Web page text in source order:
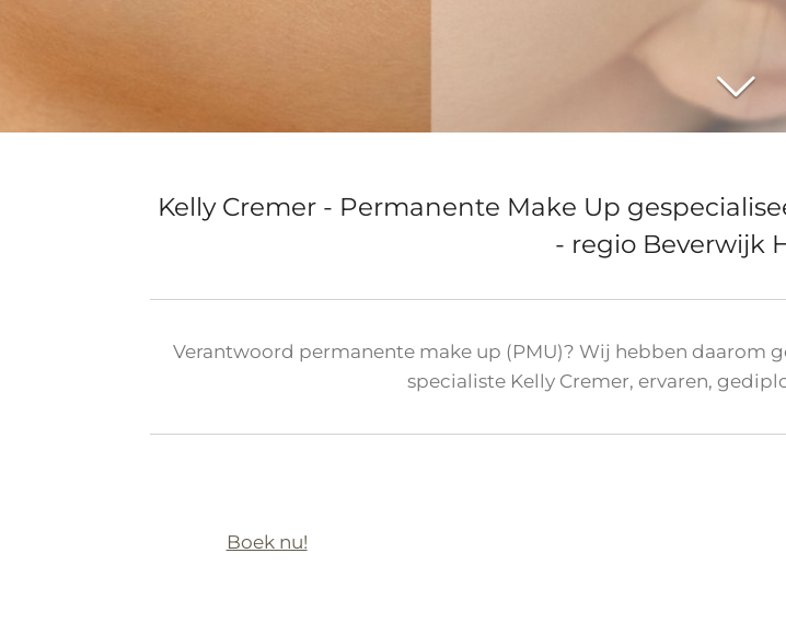
Kelly Cremer - Permanente Make Up
- regio Beverwijk
Verantwoord permanente make up (PMU)? Wij hebben daarom
specialiste Kelly Cremer, ervaren,
Boek nu!